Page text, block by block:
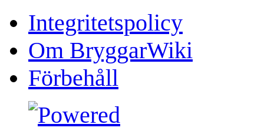
Integritetspolicy
Om BryggarWiki
Förbehåll